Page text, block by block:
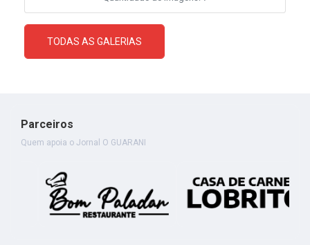
TODAS AS GALERIAS
Parceiros
Quem apoia o Jornal O GUARANI